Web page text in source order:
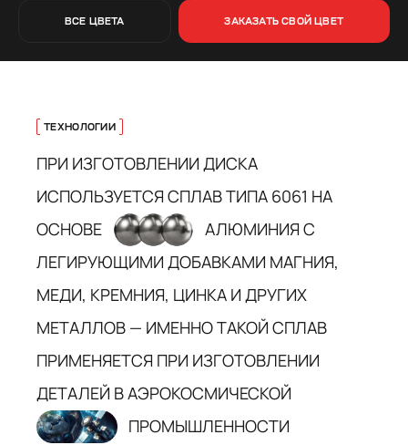
ВСЕ ЦВЕТА ЗАКАЗАТЬ СВОЙ ЦВЕТ
ТЕХНОЛОГИИ
ПРИ ИЗГОТОВЛЕНИИ ДИСКА
ИСПОЛЬЗУЕТСЯ СПЛАВ ТИПА 6061 НА
ОСНОВЕ
АЛЮМИНИЯ С
ЛЕГИРУЮЩИМИ ДОБАВКАМИ МАГНИЯ,
МЕДИ, КРЕМНИЯ, ЦИНКА И ДРУГИХ
МЕТАЛЛОВ — ИМЕННО ТАКОЙ СПЛАВ
ПРИМЕНЯЕТСЯ ПРИ ИЗГОТОВЛЕНИИ
ДЕТАЛЕЙ В АЭРОКОСМИЧЕСКОЙ
ПРОМЫШЛЕННОСТИ